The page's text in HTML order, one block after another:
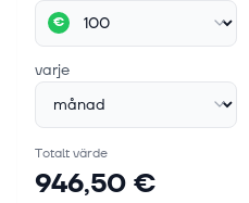
€
varje
Totalt värde
946,50 €